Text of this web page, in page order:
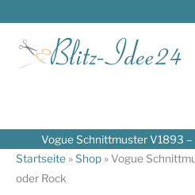
springen
Vogue Schnittmuster V1893 –
Startseite »Shop »Vogue
oder Rock